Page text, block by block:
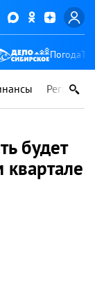
Погода
Регионы
будет
квартале